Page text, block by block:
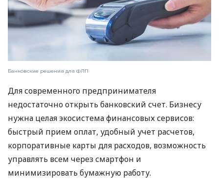
Банковские решения для ФЛП
Для современного предпринимателя
недостаточно открыть банковский счет. Бизнесу
нужна целая экосистема финансовых сервисов:
быстрый прием оплат, удобный учет расчетов,
корпоративные карты для расходов, возможность
управлять всем через смартфон и
минимизировать бумажную работу.